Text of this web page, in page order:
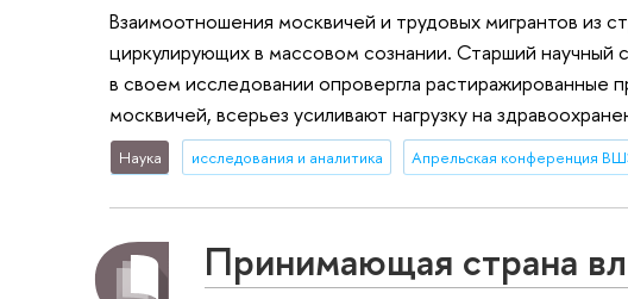
Взаимоотношения москвичей и трудовых мигрантов из
циркулирующих в массовом сознании. Старший
в своем исследовании опровергла растиражированные
москвичей, всерьез усиливают нагрузку на
Наука исследования и аналитика Апрельская конференция
Принимающая страна